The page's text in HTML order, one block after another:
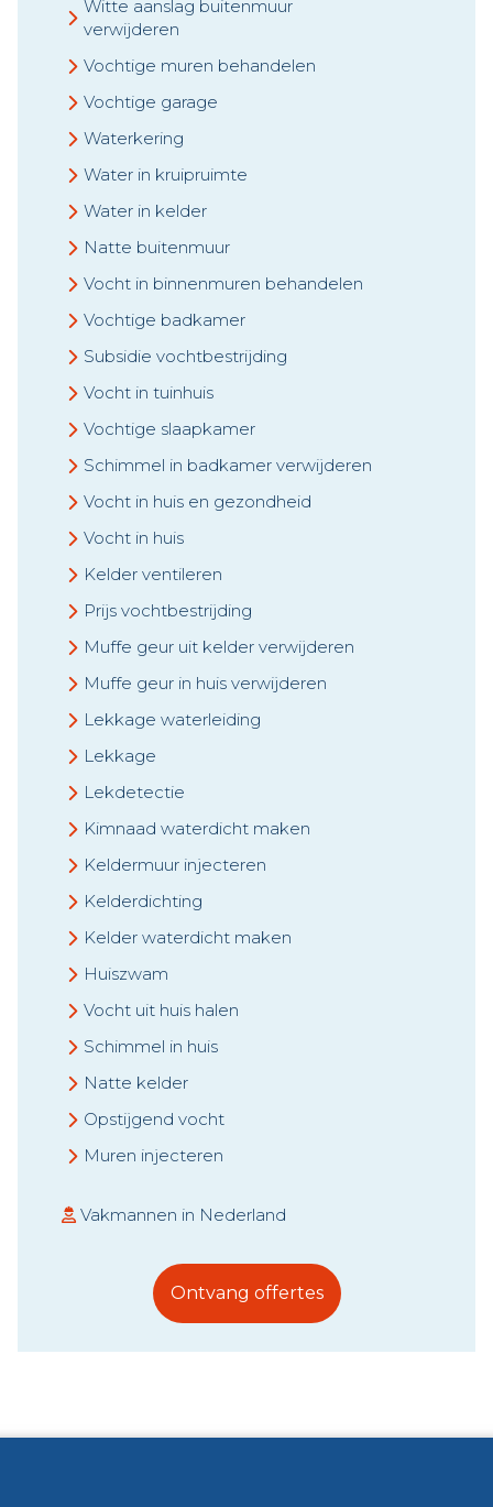
Witte aanslag buitenmuur
verwijderen
Vochtige muren behandelen
Vochtige garage
Waterkering
Water in kruipruimte
Water in kelder
Natte buitenmuur
Vocht in binnenmuren behandelen
Vochtige badkamer
Subsidie vochtbestrijding
Vocht in tuinhuis
Vochtige slaapkamer
Schimmel in badkamer verwijderen
Vocht in huis en gezondheid
Vocht in huis
Kelder ventileren
Prijs vochtbestrijding
Muffe geur uit kelder verwijderen
Muffe geur in huis verwijderen
Lekkage waterleiding
Lekkage
Lekdetectie
Kimnaad waterdicht maken
Keldermuur injecteren
Kelderdichting
Kelder waterdicht maken
Huiszwam
Vocht uit huis halen
Schimmel in huis
Natte kelder
Opstijgend vocht
Muren injecteren
Vakmannen in Nederland
Ontvang offertes